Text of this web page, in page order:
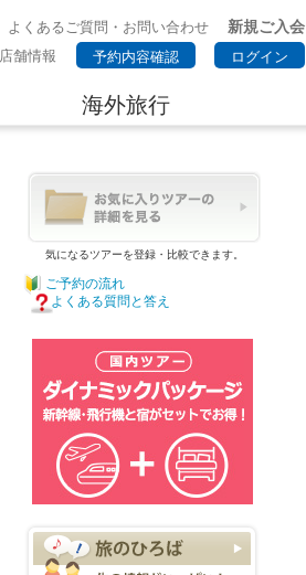
よくあるご質問・お問い合わせ
新規ご入会
店舗情報 予約内容確認 ログイン
海外旅行
気になるツアーを登録・比較できます。
ご予約の流れ
よくある質問と答え